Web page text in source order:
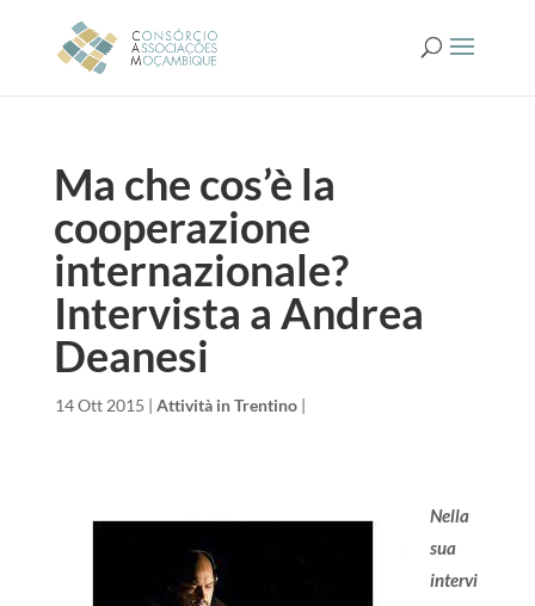
Ma che cos’è la
cooperazione
internazionale?
Intervista a Andrea
Deanesi
14 Ott 2015 | Attività in Trentino|
Nella
sua
intervi